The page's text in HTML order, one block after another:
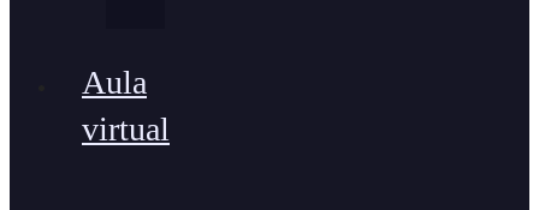
Aula
virtual